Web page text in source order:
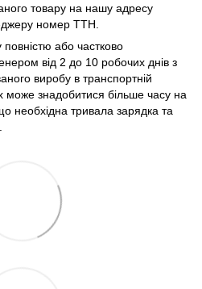
товару на нашу адресу
номер ТТН.
або частково
від 2 до 10 робочих днів з
виробу в транспортній
може знадобитися більше часу на
необхідна тривала зарядка та